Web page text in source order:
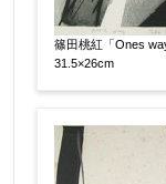
篠田桃紅「Ones
31.5×26cm